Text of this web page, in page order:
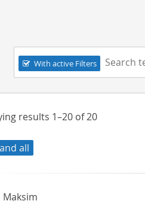
Navigation
With active Filters
Search
results 1–20of20
all
Maksim